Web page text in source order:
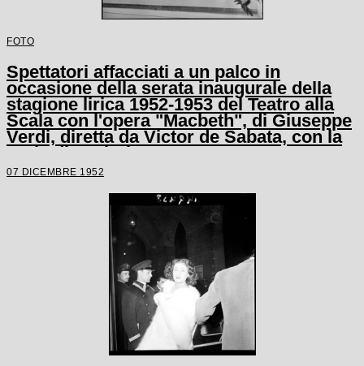
FOTO
Spettatori affacciati a un palco in
occasione della serata inaugurale della
stagione lirica 1952-1953 del Teatro alla
Scala con l'opera "Macbeth", di Giuseppe
Verdi, diretta da Victor de Sabata, con la
regia di Carl Ebert
07 DICEMBRE 1952